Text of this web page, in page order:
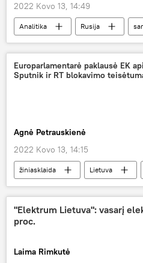
2022 Kovo 13, 14:49
Analitika Rusija
JAV
ES Kinija
Europarlamentarė paklausė EK
Sputnik ir RT blokavimo
Agnė Petrauskienė
2022 Kovo 13, 14:15
žiniasklaida Lietuva
Sputnik
RT
"Elektrum Lietuva": vasarį
proc.
Laima Rimkutė